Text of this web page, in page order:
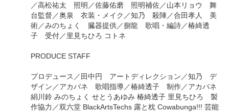
／高松祐太 照明／佐藤佑磨 照明補佐／山本リョウ 舞
台監督／奥泉 衣装・メイク／知乃 殺陣／合田孝人 美
術／みのちょく 臓器提供／捌龍 歌唱・編詩／椿綺透
子 受付／里見ちひろ コトネ
PRODUCE STAFF
プロデュース／田中円 アートディレクション／知乃 デ
ザイン／アカバネ 歌唱指導／椿綺透子 制作／アカバネ
絹川鈴 みのちょく せとうあゆみ 椿綺透子 里見ちひろ 製
作協力／双六堂 BlackArtsTechs 露と枕 Cowabunga!!! 芸能